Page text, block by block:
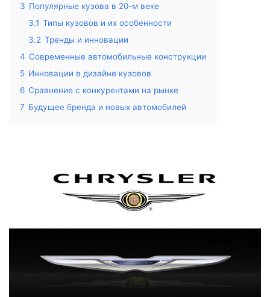
3 Популярные кузова в 20-м веке
3.1 Типы кузовов и их особенности
3.2 Тренды и инновации
4 Современные автомобильные конструкции
5 Инновации в дизайне кузовов
6 Сравнение с конкурентами на рынке
7 Будущее бренда и новых автомобилей